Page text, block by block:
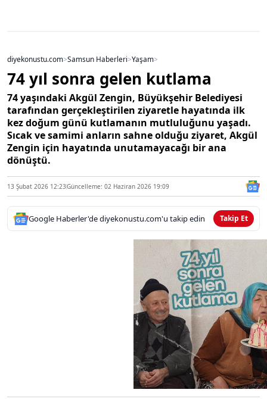
diyekonustu.com>Samsun Haberleri>Yaşam>
74 yıl sonra gelen kutlama
74 yaşındaki Akgül Zengin, Büyükşehir Belediyesi
tarafından gerçekleştirilen ziyaretle hayatında ilk
kez doğum günü kutlamanın mutluluğunu yaşadı.
Sıcak ve samimi anların sahne olduğu ziyaret, Akgül
Zengin için hayatında unutamayacağı bir ana
dönüştü.
13 Şubat 2026 12:23Güncelleme: 02 Haziran 2026 19:09
Google Haberler'de diyekonustu.com'u takip edin Takip Et